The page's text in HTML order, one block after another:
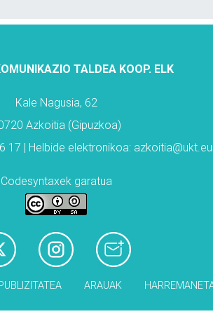
TALDEA KOOP. ELK
Kale Nagusia, 62
Azkoitia (Gipuzkoa)
17 | Helbide elektronikoa:
Codesyntaxek garatua
ARAUAK